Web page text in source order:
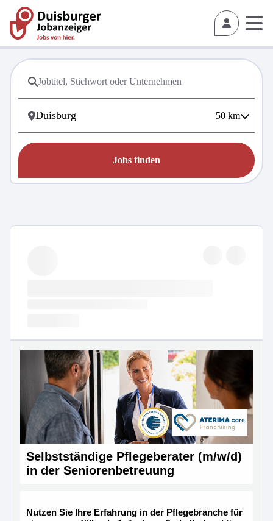
50 km
Jobs finden